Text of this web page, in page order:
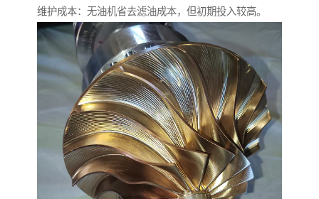
维护成本：无油机省去滤油成本，但初期投入较高。